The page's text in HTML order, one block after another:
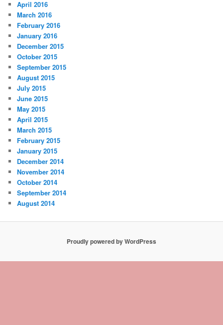
April 2016
March 2016
February 2016
January 2016
December 2015
October 2015
September 2015
August 2015
July 2015
June 2015
May 2015
April 2015
March 2015
February 2015
January 2015
December 2014
November 2014
October 2014
September 2014
August 2014
Proudly powered by WordPress